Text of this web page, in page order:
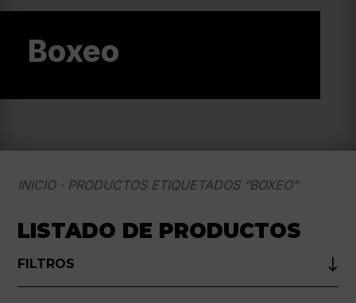
Boxeo
INICIO· PRODUCTOS ETIQUETADOS “BOXEO”
LISTADO DE PRODUCTOS
FILTROS